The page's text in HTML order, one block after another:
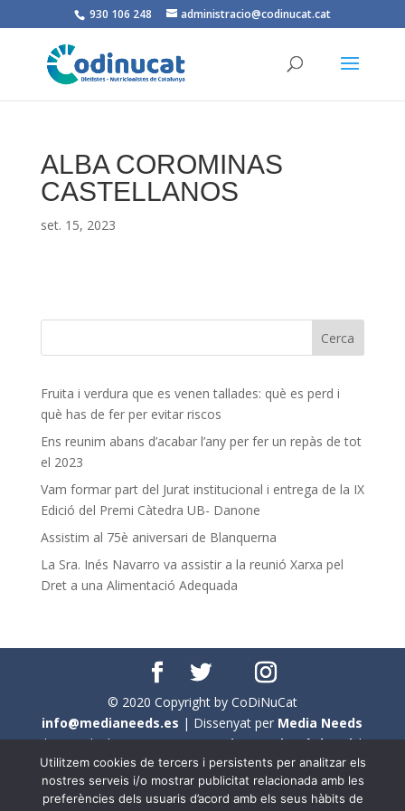
930 106 248 administracio@codinucat.cat
ALBA COROMINAS
CASTELLANOS
set. 15, 2023
Fruita i verdura que es venen tallades: què es perd i
què has de fer per evitar riscos
Ens reunim abans d’acabar l’any per fer un repàs de tot
el 2023
Vam formar part del Jurat institucional i entrega de la IX
Edició del Premi Càtedra UB- Danone
Assistim al 75è aniversari de Blanquerna
La Sra. Inés Navarro va assistir a la reunió Xarxa pel
Dret a una Alimentació Adequada
© 2020 Copyright by CoDiNuCat
info@medianeeds.es | Dissenyat per Media Needs
| Tots els drets reservats aCoDiNuCat |Avís legal|
Avís per cookies
En aquest web s'ha tingut en compte l'ús no sexista del
Utilitzem cookies de tercers i persistents per analitzar els
nostres serveis i/o mostrar publicitat relacionada amb les
preferències dels usuaris d’acord amb els seus hàbits de